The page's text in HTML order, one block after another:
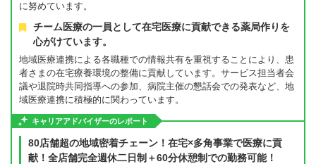
に努めています。
チーム医療の一員として在宅医療に貢献できる薬局作りを
心がけています。
地域医療連携による各職種での情報共有を重視することにより、患
者さまの在宅療養環境の整備に貢献しています。サービス担当者会
議や退院時共同指導への参加、病院主催の懇話会での発表など、地
域医療連携に積極的に関わっています。
キャリアアドバイザーのレポート
80店舗超の地域密着チェーン！在宅×多角事業で医療に貢
献！全店舗完全週休二日制＋60分休憩制での勤務可能！